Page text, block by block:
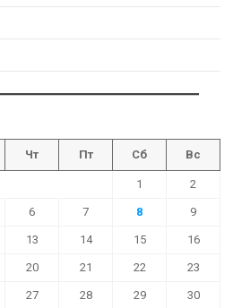
Чт Пт Сб Вс
1 2
6 7 8 9
13 14 15 16
20 21 22 23
27 28 29 30